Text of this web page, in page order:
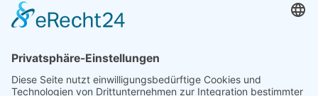
Grundlagen
Geschichte
Investigativ